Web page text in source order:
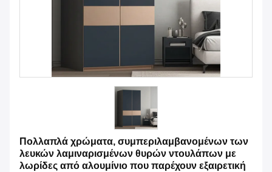
Πολλαπλά χρώματα, συμπεριλαμβανομένων των
λευκών λαμιναρισμένων θυρών ντουλάπων με
λωρίδες από αλουμίνιο που παρέχουν εξαιρετική